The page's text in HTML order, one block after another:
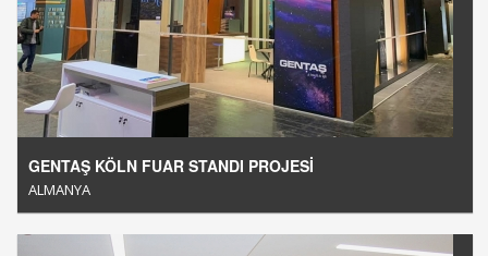
GENTAŞ KÖLN FUAR STANDI PROJESİ
ALMANYA